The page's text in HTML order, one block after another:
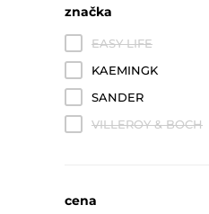
značka
EASY LIFE
KAEMINGK
SANDER
VILLEROY & BOCH
cena